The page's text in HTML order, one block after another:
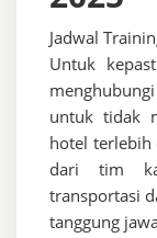
Jadwal
Untuk
untuk tidak
hotel terlebih
dari tim
transportasi
tanggung